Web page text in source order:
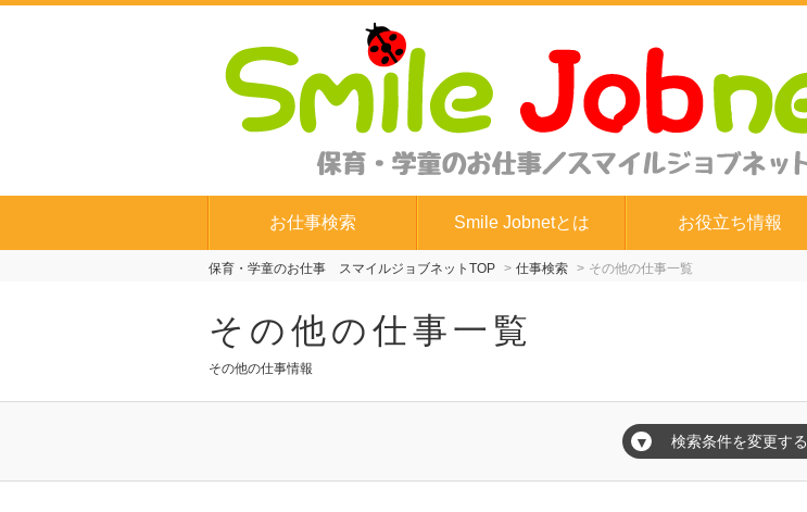
お仕事検索 Smile Jobnetとは お役立ち情報
保育・学童のお仕事 スマイルジョブネットTOP 仕事検索 その他の仕事一覧
その他の仕事一覧
その他の仕事情報
▼ 検索条件を変更する